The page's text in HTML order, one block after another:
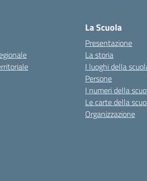
La Scuola
Presentazione
La storia
I luoghi della
Persone
I numeri della
Le carte della
Organizzazione